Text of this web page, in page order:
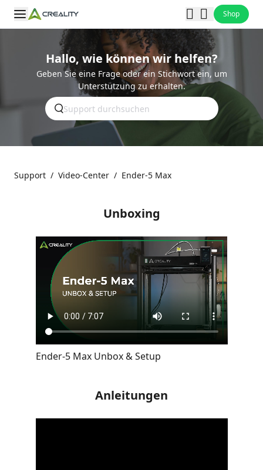
Shop
Hallo, wie können wir helfen?
Geben Sie eine Frage oder ein Stichwort ein, um
Unterstützung zu erhalten.
Support / Video-Center / Ender-5 Max
Unboxing
Ender-5 Max Unbox & Setup
Anleitungen